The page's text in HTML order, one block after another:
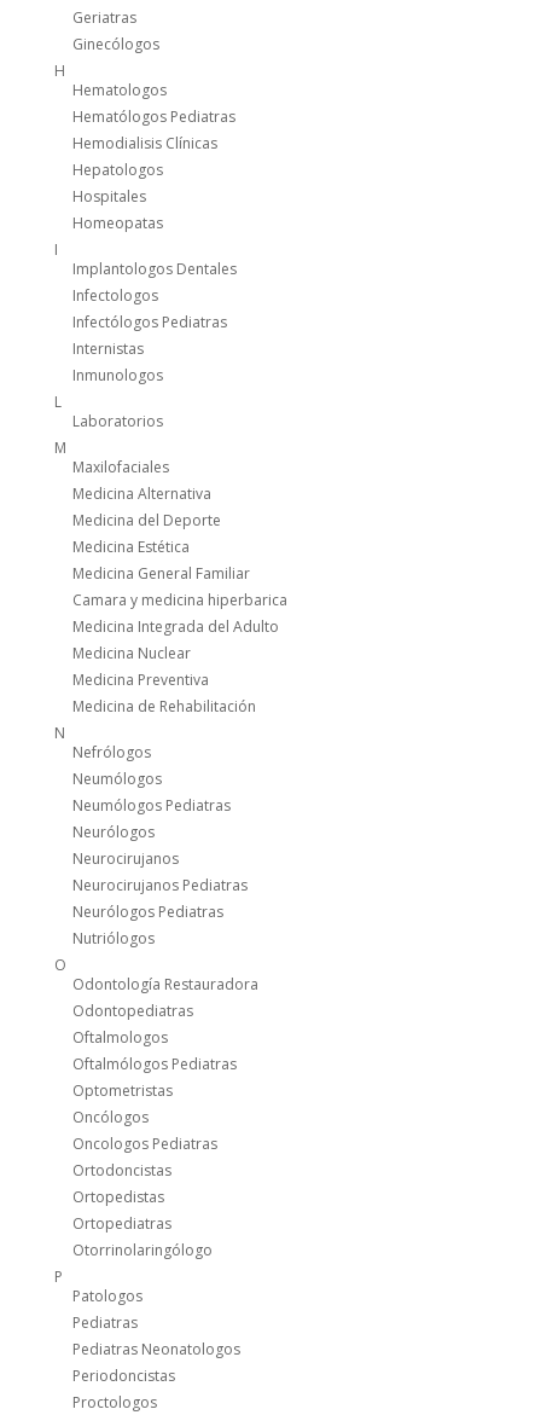
Geriatras
Ginecólogos
H
Hematologos
Hematólogos Pediatras
Hemodialisis Clínicas
Hepatologos
Hospitales
Homeopatas
I
Implantologos Dentales
Infectologos
Infectólogos Pediatras
Internistas
Inmunologos
L
Laboratorios
M
Maxilofaciales
Medicina Alternativa
Medicina del Deporte
Medicina Estética
Medicina General Familiar
Camara y medicina hiperbarica
Medicina Integrada del Adulto
Medicina Nuclear
Medicina Preventiva
Medicina de Rehabilitación
N
Nefrólogos
Neumólogos
Neumólogos Pediatras
Neurólogos
Neurocirujanos
Neurocirujanos Pediatras
Neurólogos Pediatras
Nutriólogos
O
Odontología Restauradora
Odontopediatras
Oftalmologos
Oftalmólogos Pediatras
Optometristas
Oncólogos
Oncologos Pediatras
Ortodoncistas
Ortopedistas
Ortopediatras
Otorrinolaringólogo
P
Patologos
Pediatras
Pediatras Neonatologos
Periodoncistas
Proctologos